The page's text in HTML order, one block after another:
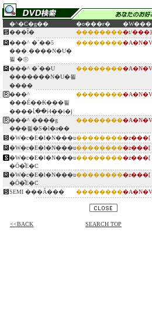
�^�C�g�� �o���ғ�
���Ȉ�
���������t/
���^ �`��5
���˓����N�U�
푈 �㊪
��������
���^ �`��U
�������N�U�푈
����
��������
���^
���É��₭���푈
����ւ̓��i4��i�j
��������
���^ ����g
���푈�S�l�a��
��������
�W�c�E�l�N���u���������z���[
�W�c�E�l�N���u���������z���[
�W�c�E�l�N���u
�Ō�̎E�C
���������z���[
�W�c�E�l�N���u
�Ō�̎E�C
���������z���[
SEMI ���Ȃ��� ��������
<<BACK SEARCH TOP